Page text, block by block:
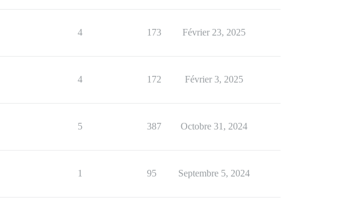
4 173 Février 23, 2025
4 172 Février 3, 2025
5 387 Octobre 31, 2024
1 95 Septembre 5, 2024